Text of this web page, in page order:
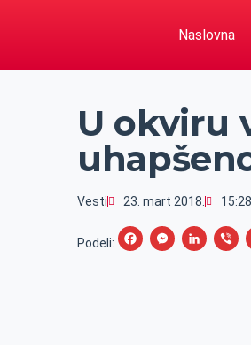
Naslovna
U okviru
Vesti 23. mart 2018. 15:28
Podeli:
F
M
L
V